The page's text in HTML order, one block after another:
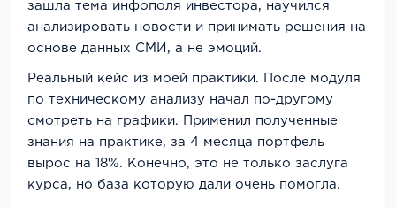
зашла тема инфополя инвестора, научился
анализировать новости и принимать решения на
основе данных СМИ, а не эмоций.
Реальный кейс из моей практики. После модуля
по техническому анализу начал по-другому
смотреть на графики. Применил полученные
знания на практике, за 4 месяца портфель
вырос на 18%. Конечно, это не только заслуга
курса, но база которую дали очень помогла.